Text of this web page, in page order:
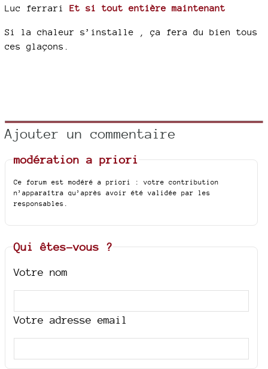
Luc ferrari Et si tout entière maintenant
Si la chaleur s’installe , ça fera du bien tous
ces glaçons.
Ajouter un commentaire
modération a priori
Ce forum est modéré a priori : votre contribution
n’apparaîtra qu’après avoir été validée par les
responsables.
Qui êtes-vous ?
Votre nom
Votre adresse email